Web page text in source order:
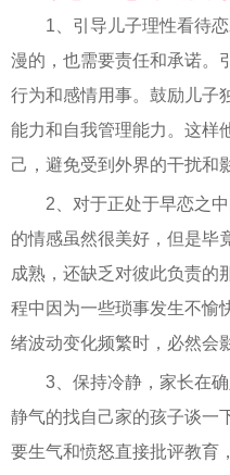
1、引导儿子理性看待
漫的，也需要责任和承诺。
行为和感情用事。鼓励儿子
能力和自我管理能力。这样
己，避免受到外界的干扰和
2、对于正处于早恋之
的情感虽然很美好，但是毕
成熟，还缺乏对彼此负责的
程中因为一些琐事发生不愉
绪波动变化频繁时，必然会
3、保持冷静，家长在
静气的找自己家的孩子谈一
要生气和愤怒直接批评教育